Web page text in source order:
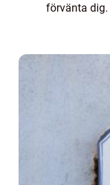
förvänta dig.